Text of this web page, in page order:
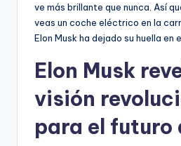
ve más brillante que nunca. Así
veas un coche eléctrico en la
Elon Musk ha dejado su huella en
Elon Musk
visión
para el futuro